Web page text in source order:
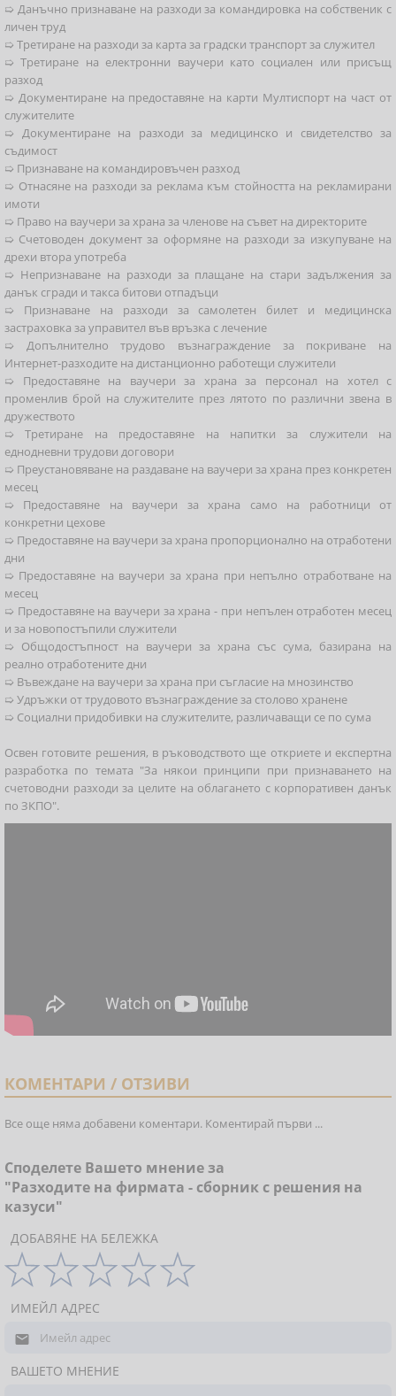
➯ Данъчно признаване на разходи за командировка на собственик с
личен труд
➯ Третиране на разходи за карта за градски транспорт за служител
➯ Третиране на електронни ваучери като социален или присъщ
разход
➯ Документиране на предоставяне на карти Мултиспорт на част от
служителите
➯ Документиране на разходи за медицинско и свидетелство за
съдимост
➯ Признаване на командировъчен разход
➯ Отнасяне на разходи за реклама към стойността на рекламирани
имоти
➯ Право на ваучери за храна за членове на съвет на директорите
➯ Счетоводен документ за оформяне на разходи за изкупуване на
дрехи втора употреба
➯ Непризнаване на разходи за плащане на стари задължения за
данък сгради и такса битови отпадъци
➯ Признаване на разходи за самолетен билет и медицинска
застраховка за управител във връзка с лечение
➯ Допълнително трудово възнаграждение за покриване на
Интернет-разходите на дистанционно работещи служители
➯ Предоставяне на ваучери за храна за персонал на хотел с
променлив брой на служителите през лятото по различни звена в
дружеството
➯ Третиране на предоставяне на напитки за служители на
еднодневни трудови договори
➯ Преустановяване на раздаване на ваучери за храна през конкретен
месец
➯ Предоставяне на ваучери за храна само на работници от
конкретни цехове
➯ Предоставяне на ваучери за храна пропорционално на отработени
дни
➯ Предоставяне на ваучери за храна при непълно отработване на
месец
➯ Предоставяне на ваучери за храна - при непълен отработен месец
и за новопостъпили служители
➯ Общодостъпност на ваучери за храна със сума, базирана на
реално отработените дни
➯ Въвеждане на ваучери за храна при съгласие на мнозинство
➯ Удръжки от трудовото възнаграждение за столово хранене
➯ Социални придобивки на служителите, различаващи се по сума
Освен готовите решения, в ръководството ще откриете и експертна
разработка по темата "За някои принципи при признаването на
счетоводни разходи за целите на облагането с корпоративен данък
по ЗКПО".
КОМЕНТАРИ / ОТЗИВИ
Все още няма добавени коментари. Коментирай първи ...
Споделете Вашето мнение за
"Разходите на фирмата - сборник с решения на
казуси"
ДОБАВЯНЕ НА БЕЛЕЖКА
ИМЕЙЛ АДРЕС

ВАШЕТО МНЕНИЕ